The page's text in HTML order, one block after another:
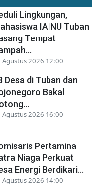
Lingkungan,
IAINU Tuban
Tempat
Agustus 2026 12:00
Desa di Tuban dan
Bakal
Agustus 2026 16:00
Pertamina
Niaga Perkuat
Energi Berdikari...
Agustus 2026 14:00